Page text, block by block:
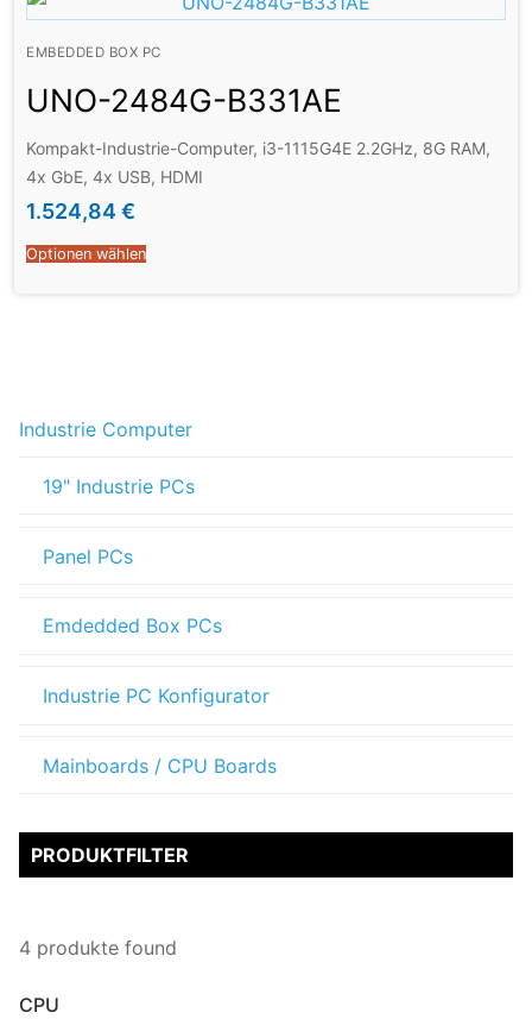
EMBEDDED BOX PC
UNO-2484G-B331AE
Kompakt-Industrie-Computer, i3-1115G4E 2.2GHz, 8G RAM,
4x GbE, 4x USB, HDMI
1.524,84 €
Optionen wählen
Industrie Computer
19" Industrie PCs
Panel PCs
Emdedded Box PCs
Industrie PC Konfigurator
Mainboards / CPU Boards
PRODUKTFILTER
4 produkte found
CPU